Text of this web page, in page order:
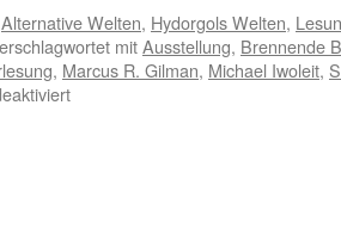
Alternative Welten, Hydorgols Welten,
mitAusstellung, Brennende
, Marcus R. Gilman, Michael Iwoleit,
für